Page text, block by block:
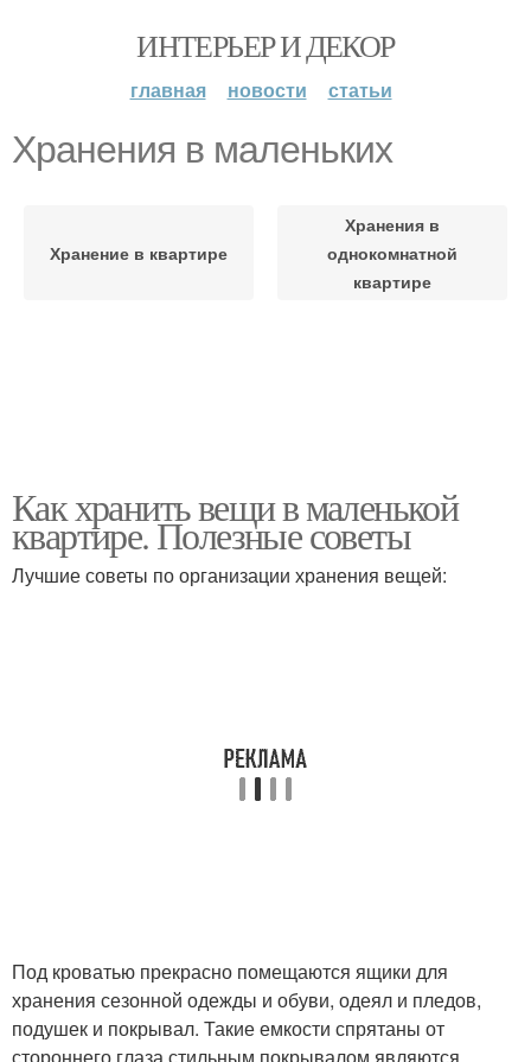
ИНТЕРЬЕР И ДЕКОР
главная новости статьи
Хранения в маленьких
Хранение в квартире
Хранения в
однокомнатной
квартире
Как хранить вещи в маленькой
квартире. Полезные советы
Лучшие советы по организации хранения вещей:
Под кроватью прекрасно помещаются ящики для
хранения сезонной одежды и обуви, одеял и пледов,
подушек и покрывал. Такие емкости спрятаны от